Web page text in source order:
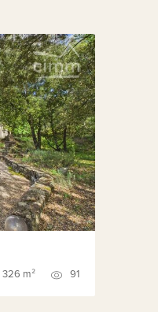
326 m² 91